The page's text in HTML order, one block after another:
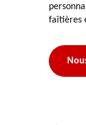
faîtières